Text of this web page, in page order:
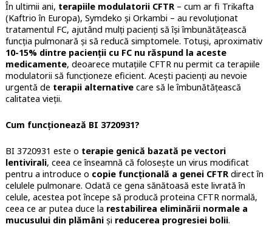
În ultimii ani, terapiile modulatorii CFTR– cum ar fi Trikafta
(Kaftrio în Europa), Symdeko și Orkambi – au revoluționat
tratamentul FC, ajutând mulți pacienți să își îmbunătățească
funcția pulmonară și să reducă simptomele. Totuși, aproximativ
10-15% dintre pacienții cu FC nu răspund la aceste
medicamente, deoarece mutațiile CFTR nu permit ca terapiile
modulatorii să funcționeze eficient. Acești pacienți au nevoie
urgentă de terapii alternativecare să le îmbunătățească
calitatea vieții.
Cum funcționează BI 3720931?
BI 3720931 este o terapie genică bazată pe vectori
lentivirali, ceea ce înseamnă că folosește un virus modificat
pentru a introduce o copie funcțională a genei CFTRdirect în
celulele pulmonare. Odată ce gena sănătoasă este livrată în
celule, acestea pot începe să producă proteina CFTR normală,
ceea ce ar putea duce la restabilirea eliminării normale a
mucusului din plămâniși reducerea progresiei bolii.